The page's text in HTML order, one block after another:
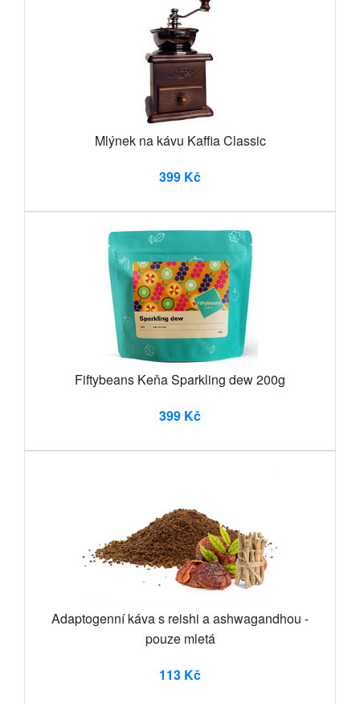
Mlýnek na kávu Kaffia Classic
399 Kč
Fiftybeans Keňa Sparkling dew 200g
399 Kč
Adaptogenní káva s reishi a ashwagandhou -
pouze mletá
113 Kč